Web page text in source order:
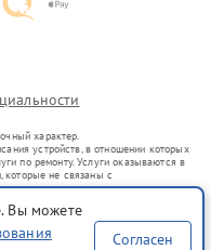
характер.
устройств, в отношении которых
по ремонту. Услуги оказываются в
которые не связаны с
представителями.
гражданский оборот в соответствии
услуг или введения
о предоставляемых услугах по
Вы можете
Согласен